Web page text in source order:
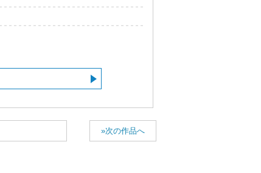
»次の作品へ